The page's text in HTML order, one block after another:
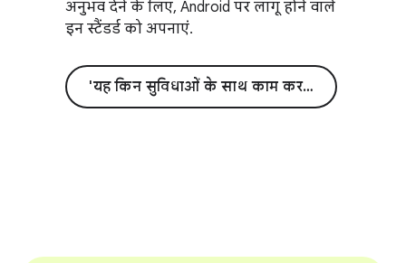
अनुभव देने के लिए, Android पर लागू होने वाले
इन स्टैंडर्ड को अपनाएं.
'यह किन सुविधाओं के साथ काम करती है' पर जाएं